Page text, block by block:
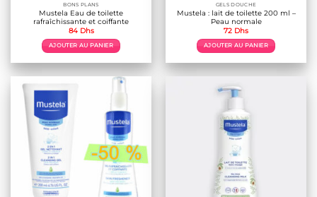
BONS PLANS
Mustela Eau de toilette
rafraîchissante et coiffante
84 Dhs
AJOUTER AU PANIER
GELS DOUCHE
Mustela : lait de toilette 200 ml –
Peau normale
72 Dhs
AJOUTER AU PANIER